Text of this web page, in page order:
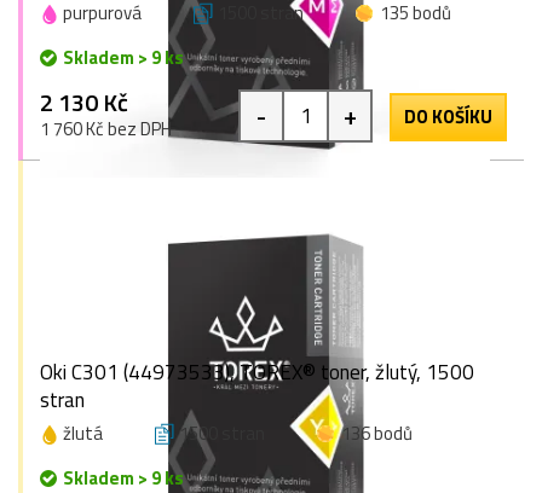
purpurová 1500 stran
135 bodů
Skladem > 9 ks
2 130 Kč
1 760 Kč bez DPH - + DO KOŠÍKU
Oki C301 (44973533), TOREX® toner, žlutý, 1500
stran
žlutá 1500 stran
136 bodů
Skladem > 9 ks